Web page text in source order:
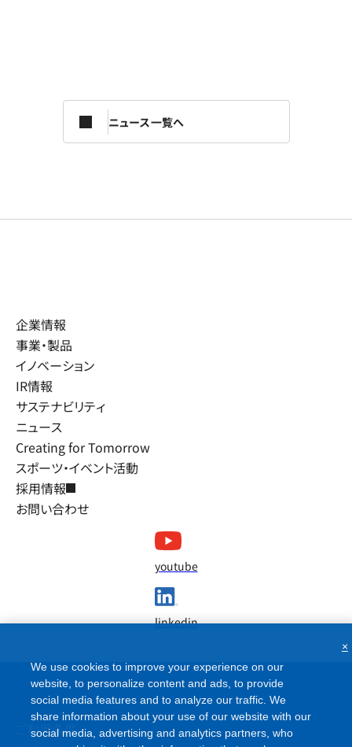
ニュース一覧へ
企業情報
事業・製品
イノベーション
IR情報
サステナビリティ
ニュース
Creating for Tomorrow
スポーツ・イベント活動
採用情報
お問い合わせ
youtube
linkedin
ご利用条件
We use cookies to improve your experience on our
website, to personalize content and ads, to provide
social media features and to analyze our traffic. We
share information about your use of our website with our
social media, advertising and analytics partners, who
×